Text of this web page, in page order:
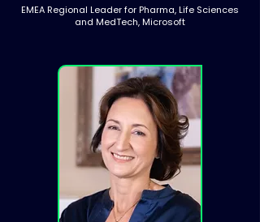
EMEA Regional Leader for Pharma, Life Sciences
and MedTech, Microsoft